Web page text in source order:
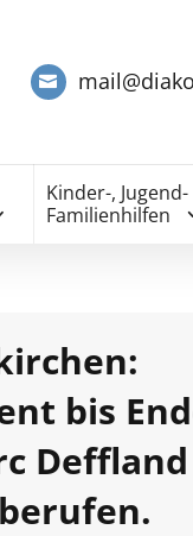
Kinder-,
Familienhilfen
bis